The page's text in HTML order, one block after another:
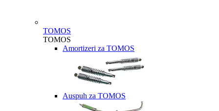
TOMOS
TOMOS
Amortizeri za TOMOS
Auspuh za TOMOS